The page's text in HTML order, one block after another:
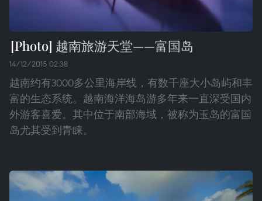
越南旅游天堂——富国岛
14/12/2015 02:38
越南约有3000多公里海岸线，有数千座大小岛屿和丰
富的生态系统。越南海洋海岛游多年来一直深受国内
外游客喜爱。其中位于南部海域，被称为玉岛的富国
岛尤其受到青睐。